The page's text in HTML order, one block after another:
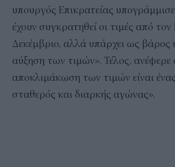
υπουργός Επικρατείας
έχουν συγκρατηθεί οι τιμές από τον
Δεκέμβριο, αλλά υπάρχει ως
αύξηση των τιμών». Τέλος, ανέφερε
αποκλιμάκωση των τιμών είναι
σταθερός και διαρκής αγώνας».